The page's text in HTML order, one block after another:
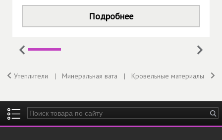
Подробнее
Утеплители Минеральная вата Кровельные материалы
Введите ключевые слова для поиска